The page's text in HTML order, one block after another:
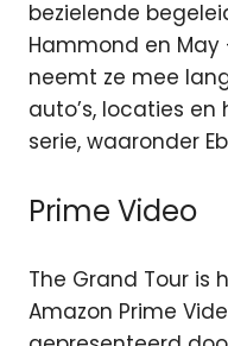
bezielende
Hammond en
neemt ze mee
auto’s, locaties
serie, waaronder
Prime Video
The Grand Tour
Amazon Prime